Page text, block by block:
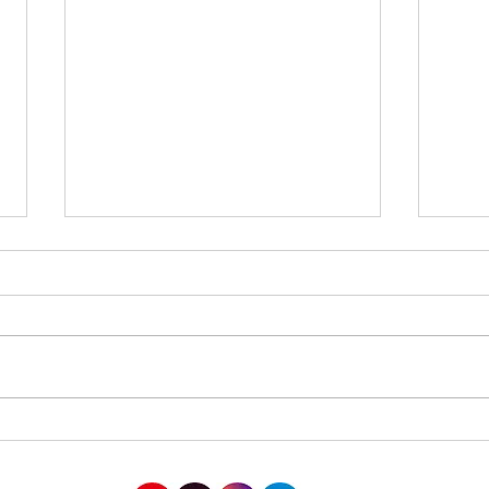
四ツ谷三丁目にて合同演説会